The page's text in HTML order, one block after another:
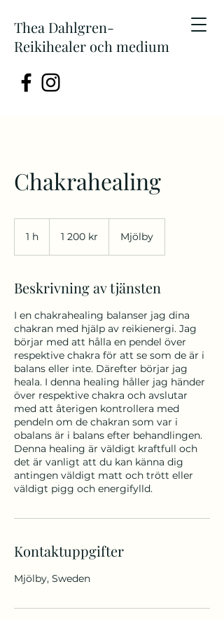
Thea Dahlgren-
Reikihealer och medium
Chakrahealing
1 h
kronor1 200 kr Mjölby
Beskrivning av tjänsten
I en chakrahealing balanser jag dina
chakran med hjälp av reikienergi. Jag
börjar med att hålla en pendel över
respektive chakra för att se som de är i
balans eller inte. Därefter börjar jag
heala. I denna healing håller jag händer
över respektive chakra och avslutar
med att återigen kontrollera med
pendeln om de chakran som var i
obalans är i balans efter behandlingen.
Denna healing är väldigt kraftfull och
det är vanligt att du kan känna dig
antingen väldigt matt och trött eller
väldigt pigg och energifylld.
Kontaktuppgifter
Mjölby, Sweden